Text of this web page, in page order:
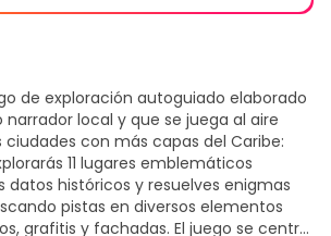
de exploración autoguiado elaborado
local y que se juega al aire
ciudades con más capas del Caribe:
11 lugares emblemáticos
datos históricos y resuelves enigmas
pistas en diversos elementos
grafitis y fachadas. El juego se centra